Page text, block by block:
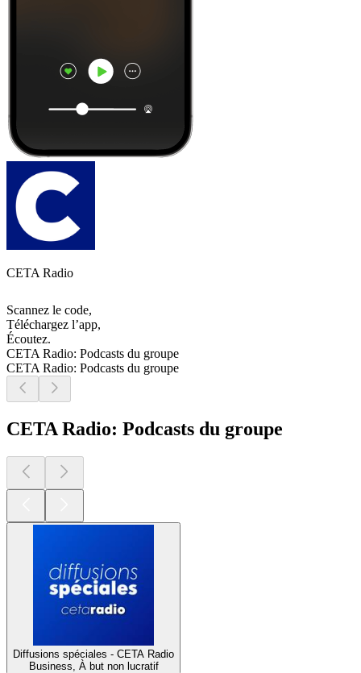
CETA Radio
Scannez le code,
Téléchargez l’app,
Écoutez.
CETA Radio: Podcasts du groupe
CETA Radio: Podcasts du groupe
CETA Radio: Podcasts du groupe
Diffusions spéciales - CETA Radio
Business, À but non lucratif